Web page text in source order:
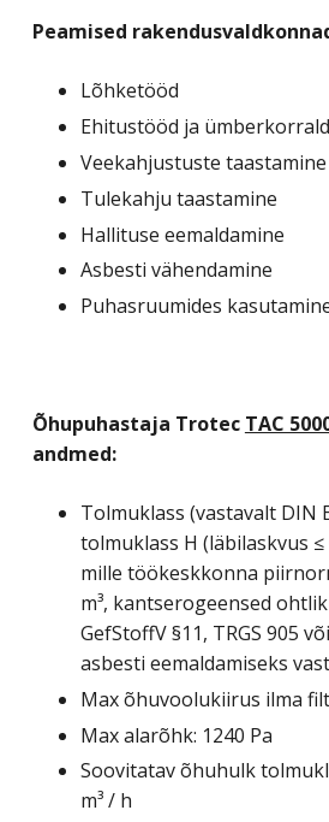
Peamised
Lõhketööd
Ehitustööd ja
Veekahjustuste taastamine
Tulekahju taastamine
Hallituse eemaldamine
Asbesti vähendamine
Puhasruumides
Õhupuhastaja Trotec TAC
andmed:
Tolmuklass (vastavalt DIN
tolmuklass H (läbilaskvus ≤
mille töökeskkonna
m³, kantserogeensed
GefStoffV §11, TRGS 905
asbesti eemaldamiseks
Max õhuvoolukiirus ilma
Max alarõhk: 1240 Pa
Soovitatav õhuhulk
m³ / h